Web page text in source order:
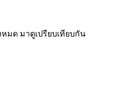
มด มาดูเปรียบเทียบกัน